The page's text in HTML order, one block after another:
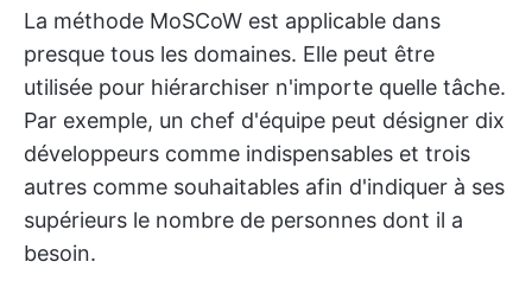
La méthode MoSCoW est applicable dans
presque tous les domaines. Elle peut être
utilisée pour hiérarchiser n'importe quelle tâche.
Par exemple, un chef d'équipe peut désigner dix
développeurs comme indispensables et trois
autres comme souhaitables afin d'indiquer à ses
supérieurs le nombre de personnes dont il a
besoin.